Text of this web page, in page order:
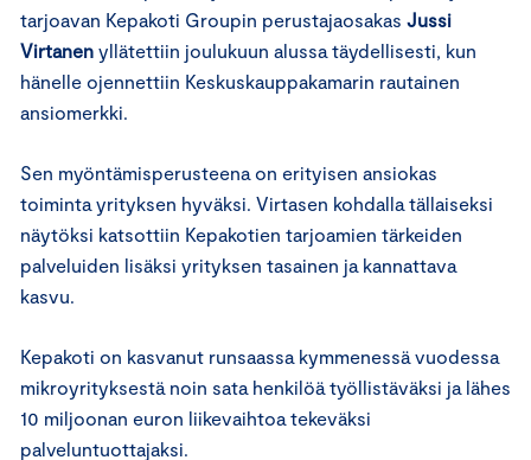
tarjoavan Kepakoti Groupin perustajaosakas Jussi
Virtanen yllätettiin joulukuun alussa täydellisesti, kun
hänelle ojennettiin Keskuskauppakamarin rautainen
ansiomerkki.
Sen myöntämisperusteena on erityisen ansiokas
toiminta yrityksen hyväksi. Virtasen kohdalla tällaiseksi
näytöksi katsottiin Kepakotien tarjoamien tärkeiden
palveluiden lisäksi yrityksen tasainen ja kannattava
kasvu.
Kepakoti on kasvanut runsaassa kymmenessä vuodessa
mikroyrityksestä noin sata henkilöä työllistäväksi ja lähes
10 miljoonan euron liikevaihtoa tekeväksi
palveluntuottajaksi.